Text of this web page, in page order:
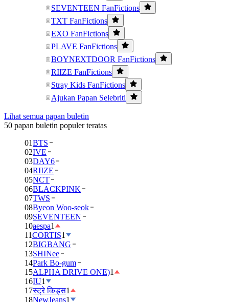
SEVENTEEN FanFictions
TXT FanFictions
EXO FanFictions
PLAVE FanFictions
BOYNEXTDOOR FanFictions
RIIZE FanFictions
Stray Kids FanFictions
Ajukan Papan Selebriti
Lihat semua papan buletin
50 papan buletin populer teratas
01BTS
02IVE
03DAY6
04RIIZE
05NCT
06BLACKPINK
07TWS
08Byeon Woo-seok
09SEVENTEEN
10aespa1
11CORTIS1
12BIGBANG
13SHINee
14Park Bo-gum
15ALPHA DRIVE ONE)1
16IU1
17स्ट्रे किड्स1
18NewJeans1